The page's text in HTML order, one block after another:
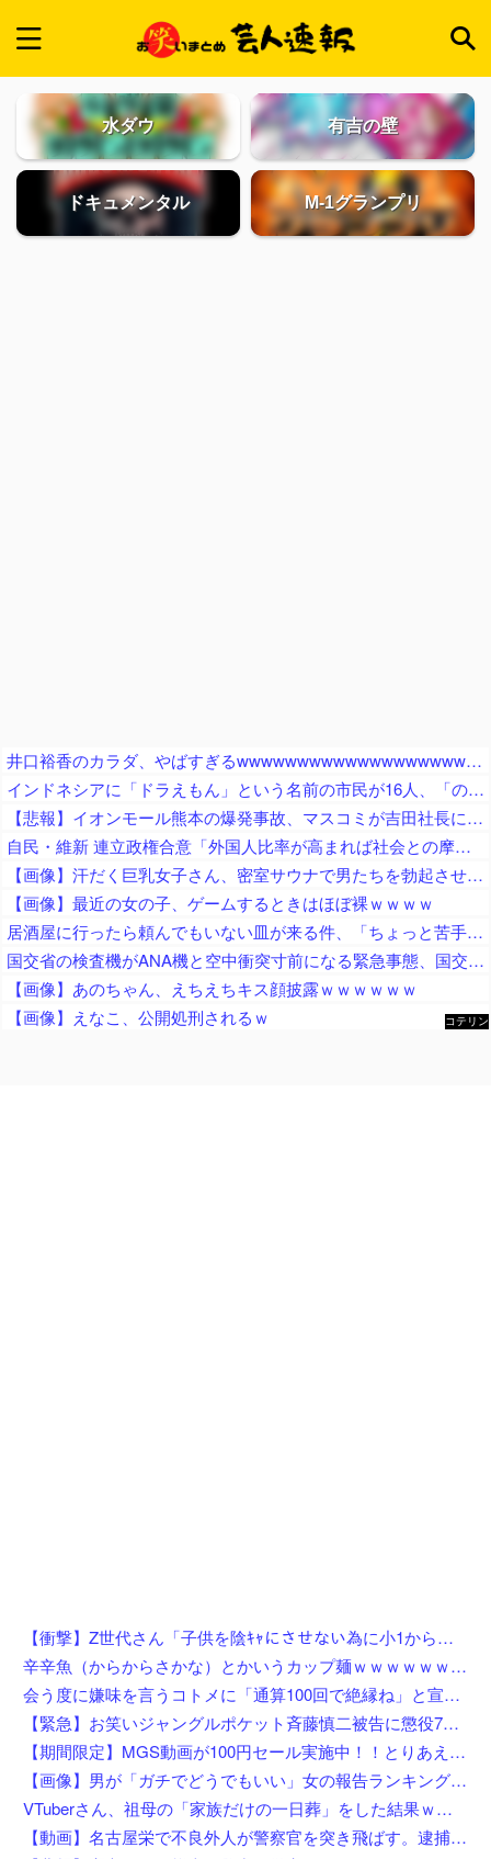
水ダウ 有吉の壁
ドキュメンタル M-1グランプリ
井口裕香のカラダ、やばすぎるwwwwwwwwwwwwwwwwwwwww
インドネシアに「ドラえもん」という名前の市民が16人、「のび太」は181人
【悲報】イオンモール熊本の爆発事故、マスコミが吉田社長にイオンのせいでガス漏れたと言わんばかりのガン詰め記者会見がネットで話題に → ………
自民・維新 連立政権合意「外国人比率が高まれば社会との摩擦が起きかねない」外国人の受け入れ人数に量的管理（数値目標の検討を含む）を進める 経済界「制限強化は困る」と懸念
【画像】汗だく巨乳女子さん、密室サウナで男たちを勃起させてしまうｗｗｗｗｗｗ
【画像】最近の女の子、ゲームするときはほぼ裸ｗｗｗｗ
居酒屋に行ったら頼んでもいない皿が来る件、「ちょっと苦手なのよ」とタレントが不満を漏らしており……
国交省の検査機がANA機と空中衝突寸前になる緊急事態、国交省側は己の非を頑として認めず……
【画像】あのちゃん、えちえちキス顔披露ｗｗｗｗｗｗ
【画像】えなこ、公開処刑されるｗ
コテリン
【衝撃】Z世代さん「子供を陰ｷｬにさせない為に小1から髪を金髪に染めさせてる」←これ効果あると思う？？？？？？
辛辛魚（からからさかな）とかいうカップ麺ｗｗｗｗｗｗｗｗｗｗ
会う度に嫌味を言うコトメに「通算100回で絶縁ね」と宣言した私！カウント達成後、鍵を交換して庭で喚くコトメに仕掛けた恥ずかしすぎる撃退法←律儀に録音＆カウントしてて草
【緊急】お笑いジャングルポケット斉藤慎二被告に懲役7年の求刑←これ…
【期間限定】MGS動画が100円セール実施中！！とりあえず全部買うやろｗｗｗｗｗ
【画像】男が「ガチでどうでもいい」女の報告ランキング、圧倒的第１位と言えば『コレ』w w w w w w w w w w
VTuberさん、祖母の「家族だけの一日葬」をした結果ｗｗｗｗｗｗｗ
【動画】名古屋栄で不良外人が警察官を突き飛ばす。逮捕しろやｗｗｗ